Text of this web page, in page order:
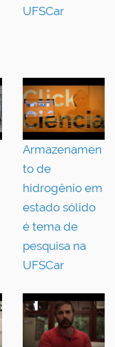
UFSCar
Armazenamen
to de
hidrogênio em
estado sólido
é tema de
pesquisa na
UFSCar